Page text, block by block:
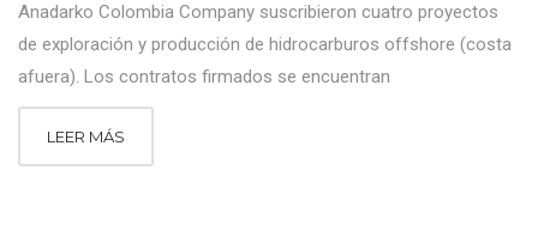
Anadarko Colombia Company suscribieron cuatro proyectos
de exploración y producción de hidrocarburos offshore (costa
afuera). Los contratos firmados se encuentran
LEER MÁS